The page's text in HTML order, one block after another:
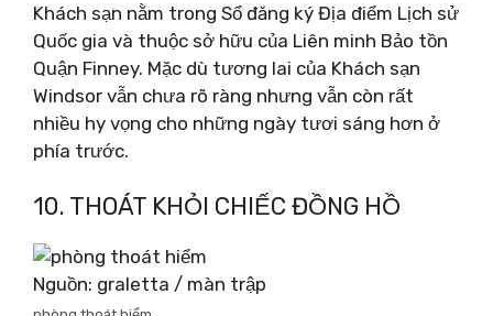
Khách sạn nằm trong Sổ đăng ký Địa điểm Lịch sử
Quốc gia và thuộc sở hữu của Liên minh Bảo tồn
Quận Finney. Mặc dù tương lai của Khách sạn
Windsor vẫn chưa rõ ràng nhưng vẫn còn rất
nhiều hy vọng cho những ngày tươi sáng hơn ở
phía trước.
10. THOÁT KHỎI CHIẾC ĐỒNG HỒ
Nguồn: graletta / màn trập